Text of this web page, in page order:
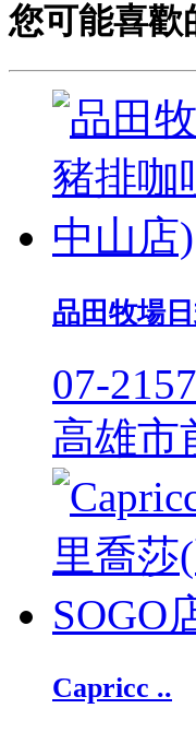
您可能喜歡
品田牧場
07-
高雄市
Capricc ..